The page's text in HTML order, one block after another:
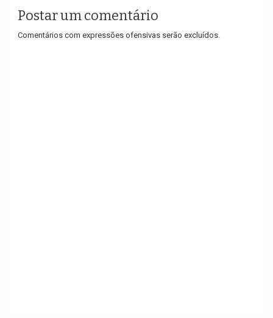
Postar um comentário
Comentários com expressões ofensivas serão excluídos.